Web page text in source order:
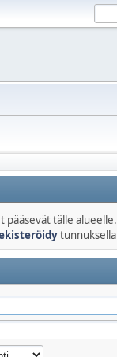
tälle alueelle.
tunnuksella